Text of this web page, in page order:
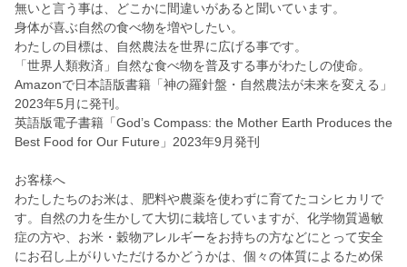
無いと言う事は、どこかに間違いがあると聞いています。
身体が喜ぶ自然の食べ物を増やしたい。
わたしの目標は、自然農法を世界に広げる事です。
「世界人類救済」自然な食べ物を普及する事がわたしの使命。
Amazonで日本語版書籍「神の羅針盤・自然農法が未来を変える」
2023年5月に発刊。
英語版電子書籍「God’s Compass: the Mother Earth Produces the
Best Food for Our Future」2023年9月発刊
お客様へ
わたしたちのお米は、肥料や農薬を使わずに育てたコシヒカリで
す。自然の力を生かして大切に栽培していますが、化学物質過敏
症の方や、お米・穀物アレルギーをお持ちの方などにとって安全
にお召し上がりいただけるかどうかは、個々の体質によるため保